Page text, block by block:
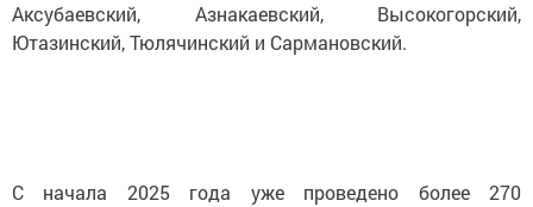
Аксубаевский, Азнакаевский, Высокогорский,
Ютазинский, Тюлячинский и Сармановский.
С начала 2025 года уже проведено более 270